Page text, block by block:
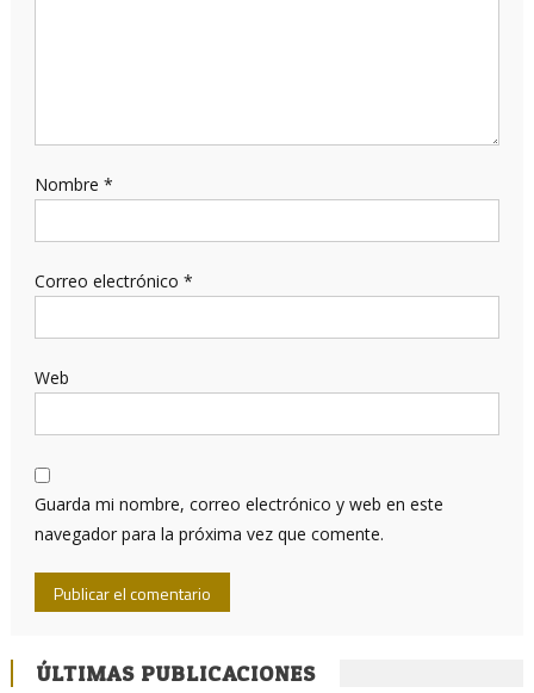
Nombre *
Correo electrónico *
Web
Guarda mi nombre, correo electrónico y web en este
navegador para la próxima vez que comente.
ÚLTIMAS PUBLICACIONES